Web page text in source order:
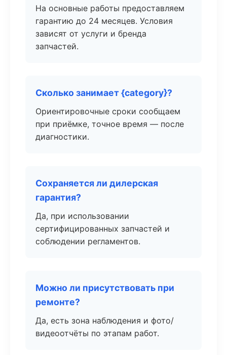
На основные работы предоставляем
гарантию до 24 месяцев. Условия
зависят от услуги и бренда
запчастей.
Сколько занимает {category}?
Ориентировочные сроки сообщаем
при приёмке, точное время — после
диагностики.
Сохраняется ли дилерская
гарантия?
Да, при использовании
сертифицированных запчастей и
соблюдении регламентов.
Можно ли присутствовать при
ремонте?
Да, есть зона наблюдения и фото/
видеоотчёты по этапам работ.